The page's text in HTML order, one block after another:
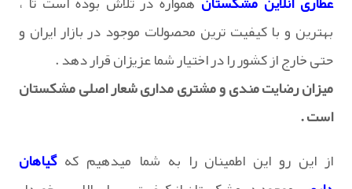
بهترین و با کیفیت ترین محصولات موجود در بازار ایران و
حتی خارج از کشور را در اختیار شما عزیزان قرار دهد .
میزان رضایت مندی و مشتری مداری شعار اصلی مشکستان
است .
از این رو این اطمینان را به شما میدهیم که گیاهان